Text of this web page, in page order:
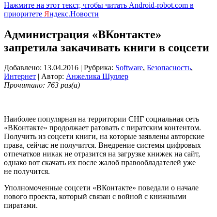
Нажмите на этот текст, чтобы читать Android-robot.com в
приоритете Яндекс.Новости
Администрация «ВКонтакте»
запретила закачивать книги в соцсети
Добавлено: 13.04.2016 | Рубрика: Software, Безопасность,
Интернет | Автор: Анжелика Шуллер
Прочитано: 763 раз(а)
Наиболее популярная на территории СНГ социальная сеть
«ВКонтакте» продолжает ратовать с пиратским контентом.
Получить из соцсети книги, на которые заявлены авторские
права, сейчас не получится. Внедрение системы цифровых
отпечатков никак не отразится на загрузке книжек на сайт,
однако вот скачать их после жалоб правообладателей уже
не получится.
Уполномоченные соцсети «ВКонтакте» поведали о начале
нового проекта, который связан с войной с книжными
пиратами.